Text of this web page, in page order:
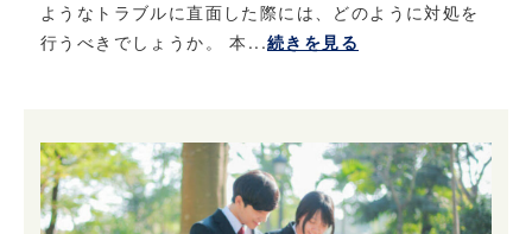
ようなトラブルに直面した際には、どのように対処を
行うべきでしょうか。 本...続きを見る